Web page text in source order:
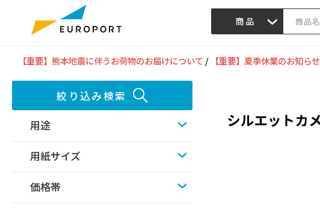
商品
【重要】熊本地震に伴うお荷物のお届けについて / 【重要】夏季休業のお知らせ
絞り込み検索
用途
用紙サイズ
価格帯